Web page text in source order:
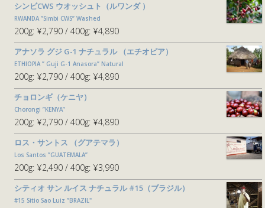
シンビCWS ウオッシュト（ルワンダ ）
RWANDA ”Simbi CWS” Washed
200g: ¥2,790 400g: ¥4,890
アナソラ グジ G-1 ナチュラル （エチオピア）
ETHIOPIA ” Guji G-1 Anasora” Natural
200g: ¥2,790 400g: ¥4,890
チョロンギ（ケニヤ）
Chorongi ”KENYA”
200g: ¥2,790 400g: ¥4,890
ロス・サントス （グアテマラ）
Los Santos ”GUATEMALA”
200g: ¥2,490 400g: ¥3,990
シティオ サン ルイス ナチュラル #15（ブラジル）
#15 Sitio Sao Luiz ”BRAZIL"